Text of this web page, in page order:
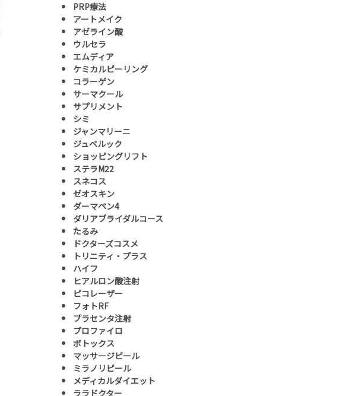
PRP療法
アートメイク
アゼライン酸
ウルセラ
エムディア
ケミカルピーリング
コラーゲン
サーマクール
サプリメント
シミ
ジャンマリーニ
ジュベルック
ショッピングリフト
ステラM22
スネコス
ゼオスキン
ダーマペン4
ダリアブライダルコース
たるみ
ドクターズコスメ
トリニティ・プラス
ハイフ
ヒアルロン酸注射
ピコレーザー
フォトRF
プラセンタ注射
プロファイロ
ボトックス
マッサージピール
ミラノリピール
メディカルダイエット
ララドクター